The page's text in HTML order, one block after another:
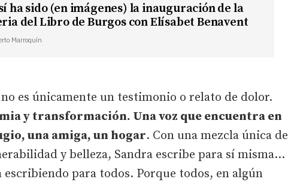
ha sido (en imágenes) la inauguración de la
del Libro de Burgos con Elísabet Benavent
Marroquín
no es únicamente un testimonio o relato de dolor.
y transformación. Una voz que encuentra en
una amiga, un hogar. Con una mezcla única de
y belleza, Sandra escribe para sí misma...
escribiendo para todos. Porque todos, en algún